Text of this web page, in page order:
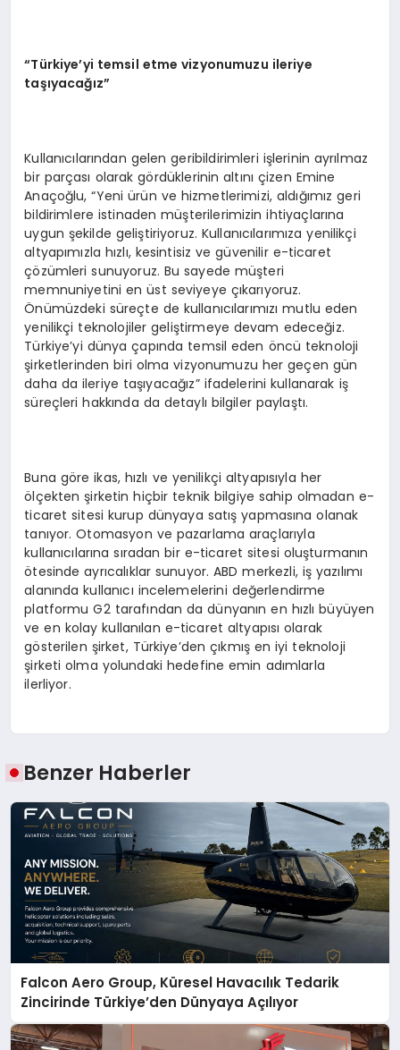
“Türkiye’yi temsil etme vizyonumuzu ileriye
taşıyacağız”
Kullanıcılarından gelen geribildirimleri işlerinin ayrılmaz
bir parçası olarak gördüklerinin altını çizen Emine
Anaçoğlu, “Yeni ürün ve hizmetlerimizi, aldığımız geri
bildirimlere istinaden müşterilerimizin ihtiyaçlarına
uygun şekilde geliştiriyoruz. Kullanıcılarımıza yenilikçi
altyapımızla hızlı, kesintisiz ve güvenilir e-ticaret
çözümleri sunuyoruz. Bu sayede müşteri
memnuniyetini en üst seviyeye çıkarıyoruz.
Önümüzdeki süreçte de kullanıcılarımızı mutlu eden
yenilikçi teknolojiler geliştirmeye devam edeceğiz.
Türkiye’yi dünya çapında temsil eden öncü teknoloji
şirketlerinden biri olma vizyonumuzu her geçen gün
daha da ileriye taşıyacağız” ifadelerini kullanarak iş
süreçleri hakkında da detaylı bilgiler paylaştı.
Buna göre ikas, hızlı ve yenilikçi altyapısıyla her
ölçekten şirketin hiçbir teknik bilgiye sahip olmadan e-
ticaret sitesi kurup dünyaya satış yapmasına olanak
tanıyor. Otomasyon ve pazarlama araçlarıyla
kullanıcılarına sıradan bir e-ticaret sitesi oluşturmanın
ötesinde ayrıcalıklar sunuyor. ABD merkezli, iş yazılımı
alanında kullanıcı incelemelerini değerlendirme
platformu G2 tarafından da dünyanın en hızlı büyüyen
ve en kolay kullanılan e-ticaret altyapısı olarak
gösterilen şirket, Türkiye’den çıkmış en iyi teknoloji
şirketi olma yolundaki hedefine emin adımlarla
ilerliyor.
Benzer Haberler
Falcon Aero Group, Küresel Havacılık Tedarik
Zincirinde Türkiye’den Dünyaya Açılıyor